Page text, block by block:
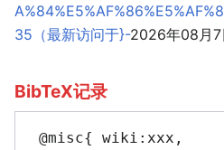
35（最新访问于}-2026年08月7
BibTeX记录